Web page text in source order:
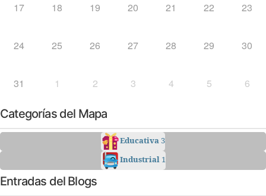
17 18 19 20 21 22 23
24 25 26 27 28 29 30
31 1 2 3 4 5 6
Categorías del Mapa
Educativa3
Industrial 1
Entradas del Blogs